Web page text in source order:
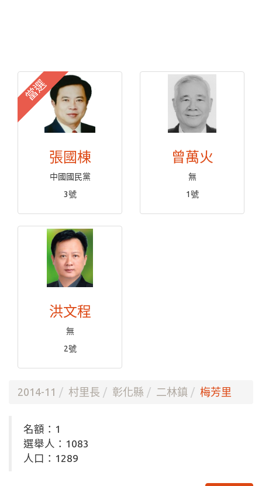
當選
張國棟
中國國民黨
3號
曾萬火
無
1號
洪文程
無
2號
2014-11 村里長 彰化縣 二林鎮 梅芳里
名額：1
選舉人：1083
人口：1289